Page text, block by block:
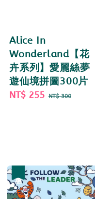
Alice In
Wonderland【花
卉系列】愛麗絲夢
遊仙境拼圖300片
Sale
NT$ 255 Regular
NT$ 300